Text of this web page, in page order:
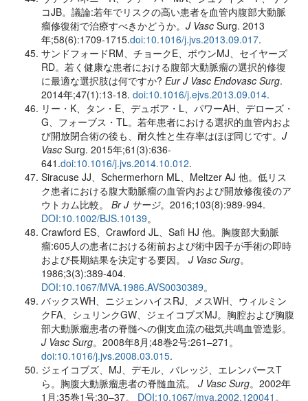
コJB。議論:若年でリスクの高い患者を血管内腹部大動脈
瘤修復術で治療すべきかどうか。 J Vasc Surg. 2013
年;58(6):1709-1715.doi:10.1016/j.jvs.2013.09.017.
サンドフォードRM、チョークE、ボウンMJ、セイヤーズ
RD。若く健康な患者における腹部大動脈瘤の選択的修復
に最適な選択肢は何ですか? Eur J Vasc Endovasc Surg.
2014年;47(1):13-18. doi:10.1016/j.ejvs.2013.09.014.
リー・K、タン・E、デュボア・L、パワーAH、デローズ・
G、フォーブス・TL。若年患者における選択的血管内およ
び開放閉合術の後も、耐久性と生存率はほぼ同じです。 J
Vasc Surg. 2015年;61(3):636-
641.doi:10.1016/j.jvs.2014.10.012.
Siracuse JJ、Schermerhorn ML、Meltzer AJ 他。低リス
ク患者における腹大動脈瘤の血管内および開放修復後のア
ウトカム比較。 Br J サージ。2016;103(8):989-994.
DOI:10.1002/BJS.10139。
Crawford ES、Crawford JL、Safi HJ 他。胸腹部大動脈
瘤:605人の患者における術前および術中因子が手術の即時
および長期結果を決定する要因。 J Vasc Surg。
1986;3(3):389-404.
DOI:10.1067/MVA.1986.AVS0030389。
バックスWH、ニジェンハイスRJ、メスWH、ウィルミン
クFA、シュリンクGW、ジェイコブズMJ。胸腔および胸腹
部大動脈瘤患者の脊髄への側支血流の磁気共鳴血管造影。
J Vasc Surg。2008年8月;48巻2号:261–271。
doi:10.1016/j.jvs.2008.03.015.
ジェイコブズ、MJ、デモル、バレッジ、エレンバースT
ら。胸腹大動脈瘤患者の脊髄血流。 J Vasc Surg。2002年
1月;35巻1号:30–37。 DOI:10.1067/mva.2002.120041 。